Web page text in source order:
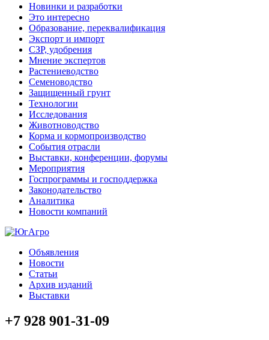
Новинки и разработки
Это интересно
Образование, переквалификация
Экспорт и импорт
СЗР, удобрения
Мнение экспертов
Растениеводство
Семеноводство
Защищенный грунт
Технологии
Исследования
Животноводство
Корма и кормопроизводство
События отрасли
Выставки, конференции, форумы
Мероприятия
Госпрограммы и господдержка
Законодательство
Аналитика
Новости компаний
Объявления
Новости
Статьи
Архив изданий
Выставки
+7 928 901-31-09